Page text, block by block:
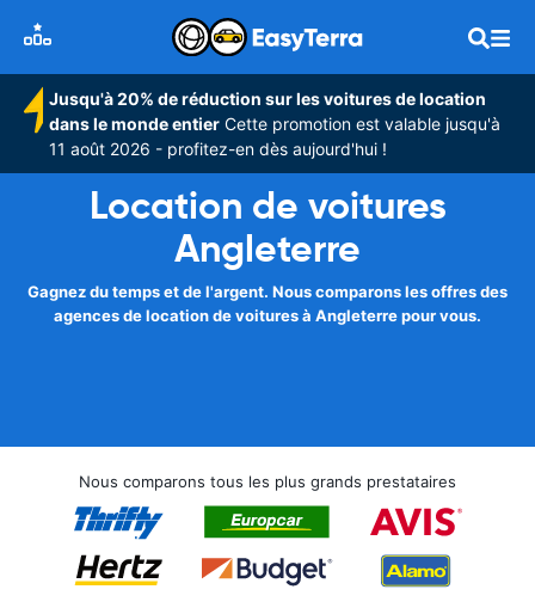
Jusqu'à 20% de réduction sur les voitures de location
dans le monde entier Cette promotion est valable jusqu'à
11 août 2026 - profitez-en dès aujourd'hui !
Location de voitures
Angleterre
Gagnez du temps et de l'argent. Nous comparons les offres des
agences de location de voitures à Angleterre pour vous.
Nous comparons tous les plus grands prestataires